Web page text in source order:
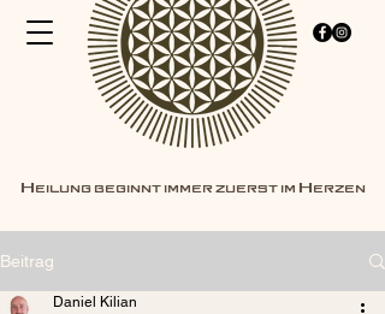
Heilung beginnt immer zuerst im Herzen
Beitrag
Daniel Kilian